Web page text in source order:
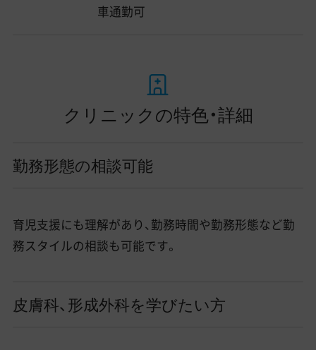
車通勤可
クリニックの特色・詳細
勤務形態の相談可能
育児支援にも理解があり、勤務時間や勤務形態など勤
務スタイルの相談も可能です。
皮膚科、形成外科を学びたい方